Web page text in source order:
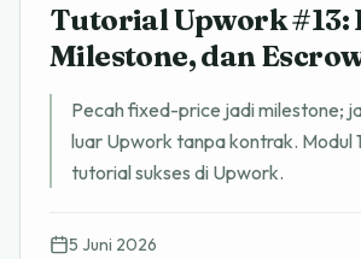
Tutorial Upwork #13:
Milestone, dan
Pecah fixed-price jadi milestone;
luar Upwork tanpa kontrak. Modul
tutorial sukses di Upwork.
5 Juni 2026